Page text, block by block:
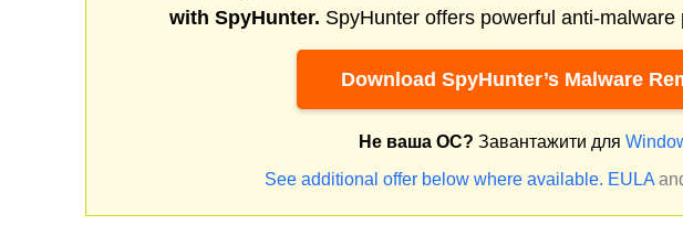
with SpyHunter. SpyHunter offers powerful anti-malware
Download SpyHunter’s Malware
Не ваша ОС? Завантажити для
See additional offer below where available. EULA